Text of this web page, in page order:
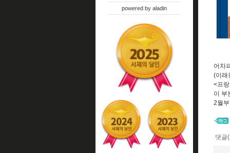
어차
(이래
<프
이 부
2월
댓글(
powered by aladin